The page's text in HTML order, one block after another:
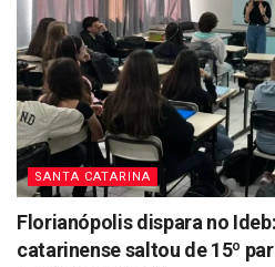
SANTA CATARINA
Florianópolis dispara no
catarinense saltou de 15º